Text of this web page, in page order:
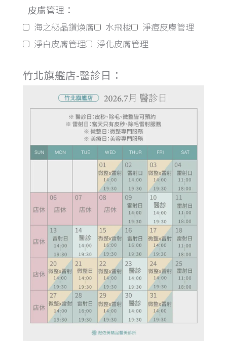
皮膚管理：
海之秘晶鑽煥膚 水飛梭
淨痘皮膚管理
淨白皮膚管理
淨化皮膚管理
竹北旗艦店-醫診日：